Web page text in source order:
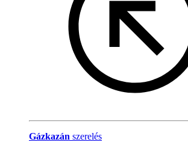
Gázkazán szerelés